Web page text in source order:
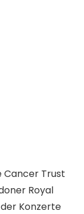
Cancer Trust
Royal
Konzerte